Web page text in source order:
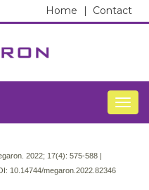
Contact
Home |
2022; 17(4): 575-588 |
10.14744/megaron.2022.82346